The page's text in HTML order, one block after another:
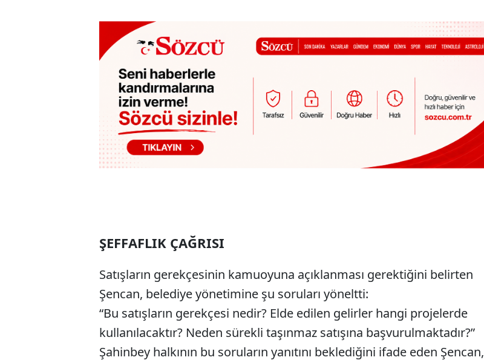
ŞEFFAFLIK ÇAĞRISI
Satışların gerekçesinin kamuoyuna açıklanması gerektiğini belirten
Şencan, belediye yönetimine şu soruları yöneltti:
“Bu satışların gerekçesi nedir? Elde edilen gelirler hangi projelerde
kullanılacaktır? Neden sürekli taşınmaz satışına başvurulmaktadır?”
Şahinbey halkının bu soruların yanıtını beklediğini ifade eden Şencan,